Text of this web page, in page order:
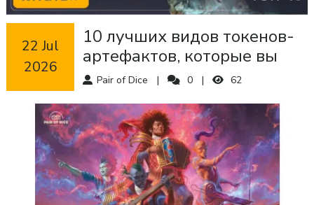
Pair of Dice 0 62
2026
10 лучших видов токенов-
артефактов, которые вы
можете создать в Magic: